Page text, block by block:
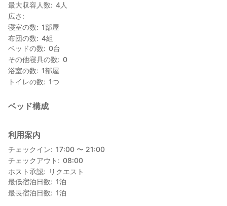
サイクルフェスタ丸森会場まで自転車で5分！
スーパー、薬局も2㎞圏内です。
※サイクルフェスタ当日はホストもマルシェ出展の予定があるた
め、チェックアウト時間厳守でお願い致します。
最大収容人数
4人
広さ
寝室の数
1部屋
布団の数
4組
ベッドの数
0台
その他寝具の数
0
浴室の数
1部屋
トイレの数
1つ
ベッド構成
利用案内
チェックイン
17:00 〜 21:00
チェックアウト
08:00
ホスト承認
リクエスト
最低宿泊日数
1泊
最長宿泊日数
1泊